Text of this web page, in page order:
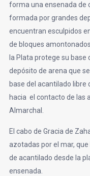
forma una ensenada de
formada por grandes
encuentran esculpidos
de bloques
la Plata protege su base
depósito de arena que
base del acantilado libre
hacia el contacto de las
Almarchal.
El cabo de Gracia de
azotadas por el mar,
de acantilado desde la
ensenada.